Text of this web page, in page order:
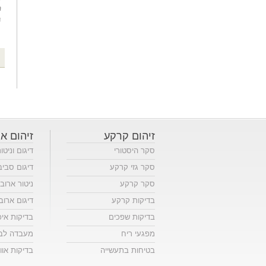
זיהום קרקע
סקר היסטורי
סקר גזי קרקע
סקר קרקע
בדיקות קרקע
בדיקות שפכים
מפגעי ריח
בטיחות בתעשייה
זיהום
דיגום
דיגום
ניטור
דיגום
בדיקות
מעבדה
בדיקות